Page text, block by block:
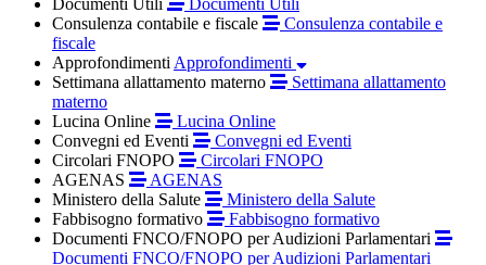
Consulenza contabile e fiscale
Consulenza contabile e
fiscale
Approfondimenti Approfondimenti
Settimana allattamento materno
Settimana allattamento
materno
Lucina Online
Lucina Online
Convegni ed Eventi
Convegni ed Eventi
Circolari FNOPO
Circolari FNOPO
AGENAS
AGENAS
Ministero della Salute
Ministero della Salute
Fabbisogno formativo
Fabbisogno formativo
Documenti FNCO/FNOPO per Audizioni Parlamentari
Documenti FNCO/FNOPO per Audizioni Parlamentari